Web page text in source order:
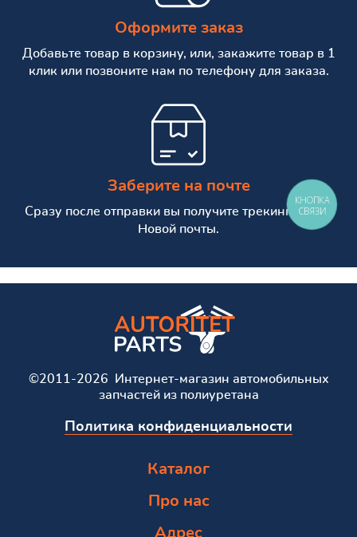
Оформите заказ
Добавьте товар в корзину, или, закажите товар в 1
клик или позвоните нам по телефону для заказа.
Заберите на почте
Сразу после отправки вы получите трекинг номер
Новой почты.
©2011-2026 Интернет-магазин автомобильных
запчастей из полиуретана
Политика конфиденциальности
Каталог
Про нас
Адрес
КНОПКА
СВЯЗИ